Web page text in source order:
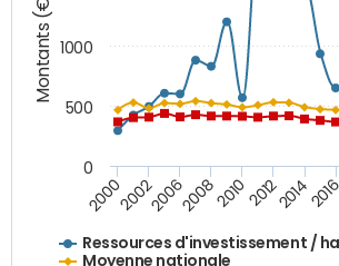
Montants (€)
Ressources d'investissement /
Moyenne nationale
20002002200620082010201220142016
0
500
1000